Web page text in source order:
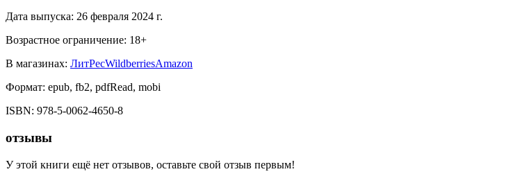
Дата выпуска: 26 февраля 2024 г.
Возрастное ограничение: 18+
В магазинах: ЛитРесWildberriesAmazon
Формат: epub, fb2, pdfRead, mobi
ISBN: 978-5-0062-4650-8
отзывы
У этой книги ещё нет отзывов, оставьте свой отзыв первым!